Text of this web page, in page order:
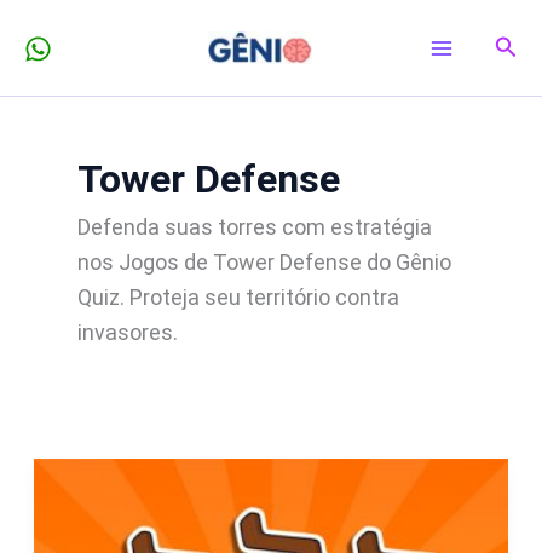
para
Tower Defense
Defenda suas torres com estratégia
nos Jogos de Tower Defense do Gênio
Quiz. Proteja seu território contra
invasores.